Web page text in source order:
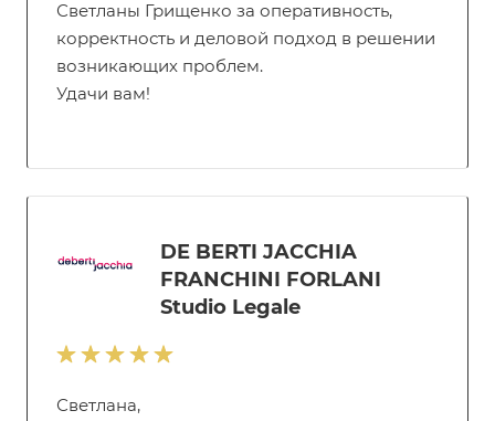
Светланы Грищенко за оперативность,
корректность и деловой подход в решении
возникающих проблем.
Удачи вам!
DE BERTI JACCHIA
FRANCHINI FORLANI
Studio Legale
Светлана,